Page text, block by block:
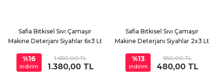
Safia Bitkisel Sıvı Çamaşır
Makine Deterjanı Siyahlar 6x3 Lt
%16
indirim
1.650,00 TL
1.380,00 TL
Safia Bitkisel Sıvı Çamaşır
Makine Deterjanı Siyahlar 2x3 Lt
%13
indirim
550,00 TL
480,00 TL